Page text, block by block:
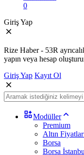
0
Giriş Yap
Rize Haber - 53R
yapın veya hesap
Giriş Yap Kayıt Ol
Modüller
Premium
Altın
Borsa
Borsa